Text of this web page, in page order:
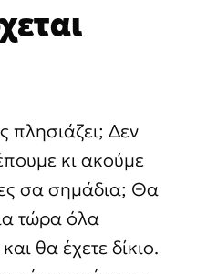
πλησιάζει; Δεν
κι ακούμε
σα σημάδια; Θα
τώρα όλα
θα έχετε δίκιο.